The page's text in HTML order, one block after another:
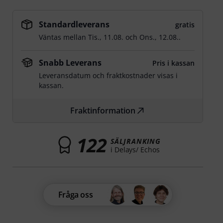
Standardleverans
gratis
Väntas mellanTis., 11.08. och Ons., 12.08..
Snabb Leverans
Pris i kassan
Leveransdatum och fraktkostnader visas i
kassan.
Fraktinformation
122 SÄLJRANKING
i Delays/ Echos
Fråga oss